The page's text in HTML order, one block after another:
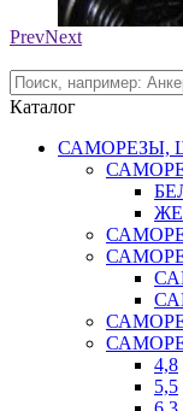
PrevNext
Каталог
САМОРЕЗЫ,
4,8
5,5